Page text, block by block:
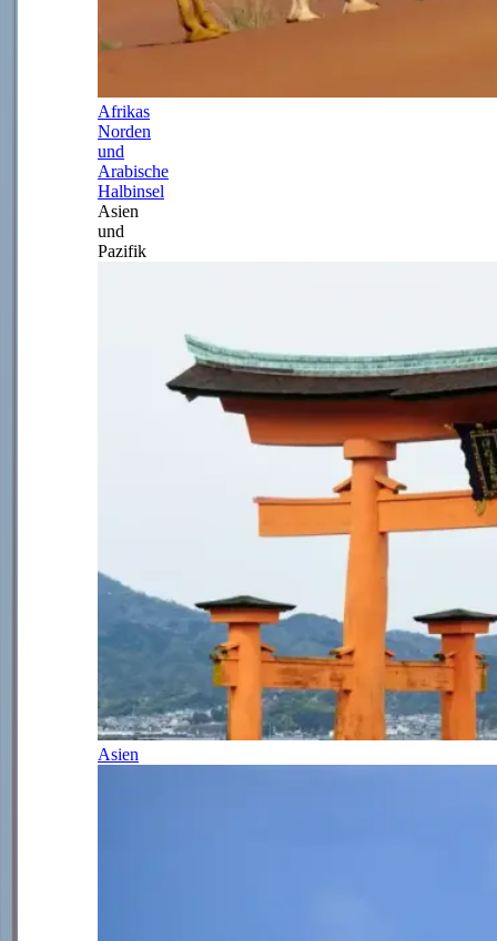
Afrikas
Norden
und
Arabische
Halbinsel
Asien
und
Pazifik
Asien